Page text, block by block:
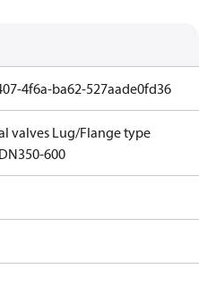
4f6a-ba62-527aade0fd36
valves Lug/Flange type
600